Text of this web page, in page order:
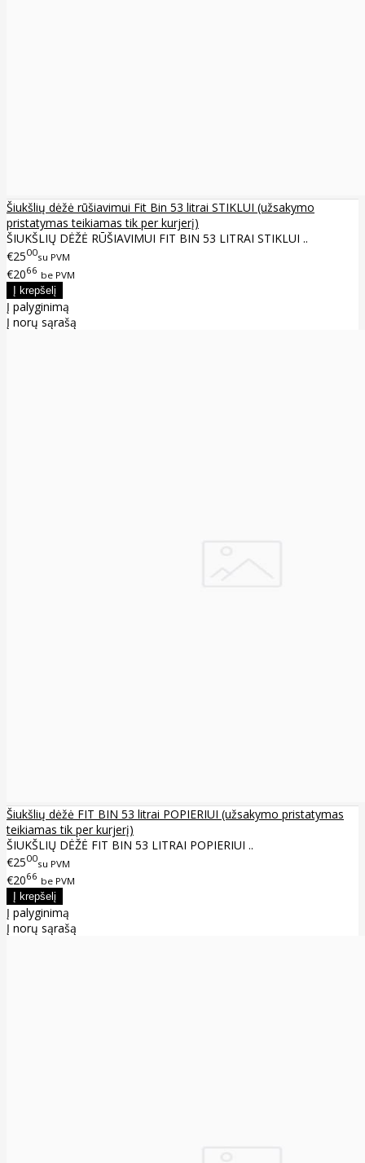
Šiukšlių dėžė rūšiavimui Fit Bin 53 litrai STIKLUI (užsakymo
pristatymas teikiamas tik per kurjerį)
ŠIUKŠLIŲ DĖŽĖ RŪŠIAVIMUI FIT BIN 53 LITRAI STIKLUI ..
€2500su PVM
€2066 be PVM
Į palyginimą
Į norų sąrašą
Šiukšlių dėžė FIT BIN 53 litrai POPIERIUI (užsakymo pristatymas
teikiamas tik per kurjerį)
ŠIUKŠLIŲ DĖŽĖ FIT BIN 53 LITRAI POPIERIUI ..
€2500su PVM
€2066 be PVM
Į palyginimą
Į norų sąrašą